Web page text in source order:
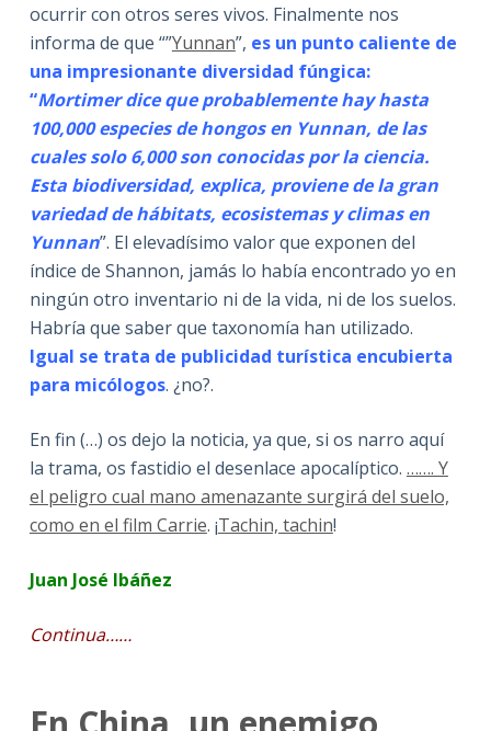
ocurrir con otros seres vivos. Finalmente nos
informa de que “”Yunnan”, es un punto caliente de
una impresionante diversidad fúngica:
“Mortimer dice que probablemente hay hasta
100,000 especies de hongos en Yunnan, de las
cuales solo 6,000 son conocidas por la ciencia.
Esta biodiversidad, explica, proviene de la gran
variedad de hábitats, ecosistemas y climas en
Yunnan”. El elevadísimo valor que exponen del
índice de Shannon, jamás lo había encontrado yo en
ningún otro inventario ni de la vida, ni de los suelos.
Habría que saber que taxonomía han utilizado.
Igual se trata de publicidad turística encubierta
para micólogos. ¿no?.
En fin (…) os dejo la noticia, ya que, si os narro aquí
la trama, os fastidio el desenlace apocalíptico. ……. Y
el peligro cual mano amenazante surgirá del suelo,
como en el film Carrie. ¡Tachin, tachin!
Juan José Ibáñez
Continua……